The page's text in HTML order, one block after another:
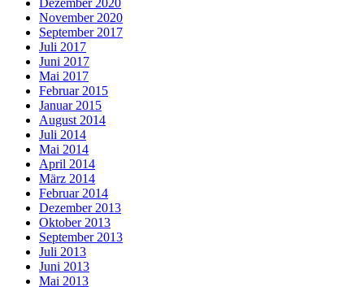
Dezember 2020
November 2020
September 2017
Juli 2017
Juni 2017
Mai 2017
Februar 2015
Januar 2015
August 2014
Juli 2014
Mai 2014
April 2014
März 2014
Februar 2014
Dezember 2013
Oktober 2013
September 2013
Juli 2013
Juni 2013
Mai 2013